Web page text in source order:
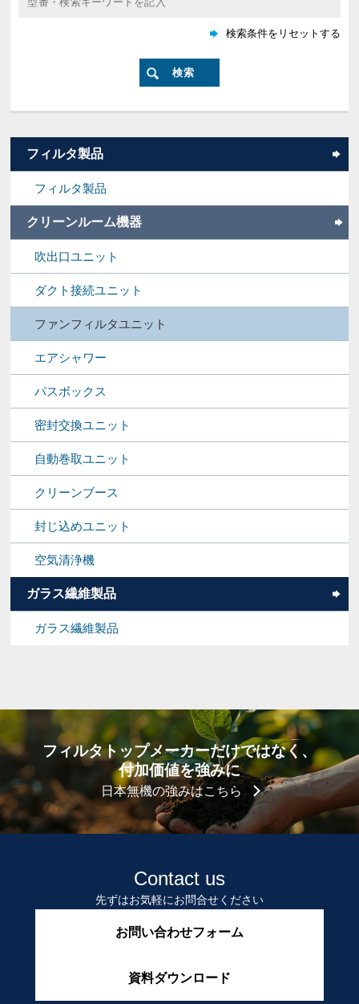
フィルタ製品
フィルタ製品
クリーンルーム機器
吹出口ユニット
ダクト接続ユニット
ファンフィルタユニット
エアシャワー
パスボックス
密封交換ユニット
自動巻取ユニット
クリーンブース
封じ込めユニット
空気清浄機
ガラス繊維製品
ガラス繊維製品
フィルタトップメーカーだけではなく、
付加価値を強みに
日本無機の強みはこちら
Contact us
先ずはお気軽にお問合せください
お問い合わせフォーム
資料ダウンロード